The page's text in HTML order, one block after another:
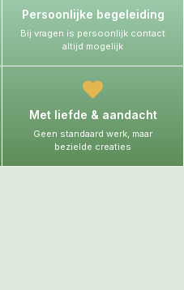
Persoonlijke begeleiding
Bij vragen is persoonlijk contact
altijd mogelijk
Met liefde & aandacht
Geen standaard werk, maar
bezielde creaties